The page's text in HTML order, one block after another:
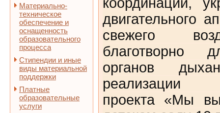
Материально-
техническое
обеспечение и
оснащенность
образовательного
процесса
Стипендии и иные
виды материальной
поддержки
Платные
образовательные
услуги
двигательного
свежего
благотворно
органов
реализации
проекта «Мы